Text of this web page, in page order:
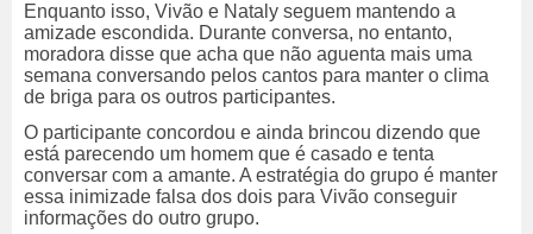
Enquanto isso, Vivão e Nataly seguem mantendo a
amizade escondida. Durante conversa, no entanto,
moradora disse que acha que não aguenta mais uma
semana conversando pelos cantos para manter o clima
de briga para os outros participantes.
O participante concordou e ainda brincou dizendo que
está parecendo um homem que é casado e tenta
conversar com a amante. A estratégia do grupo é manter
essa inimizade falsa dos dois para Vivão conseguir
informações do outro grupo.